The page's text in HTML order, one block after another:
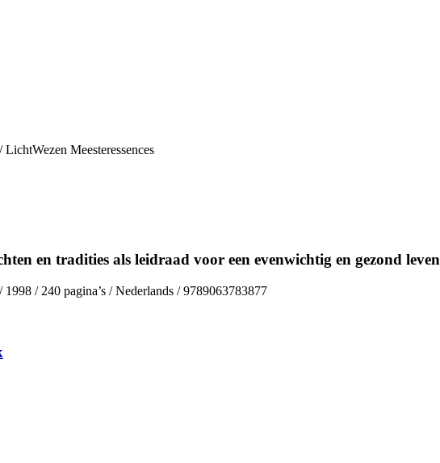
/ LichtWezen Meesteressences
en tradities als leidraad voor een evenwichtig en gezond leven
/ 240 pagina’s / Nederlands / 9789063783877